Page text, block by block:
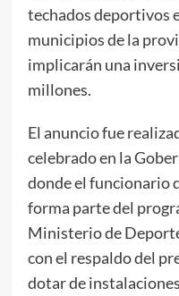
techados deportivos
municipios de la
implicarán una
millones.
El anuncio fue
celebrado en la
donde el funcionario
forma parte del
Ministerio de
con el respaldo del
dotar de